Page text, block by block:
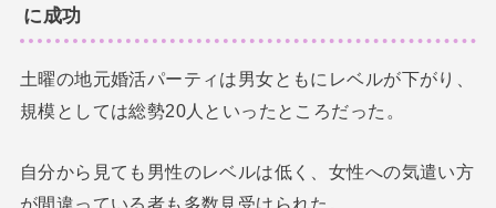
に成功
土曜の地元婚活パーティは男女ともにレベルが下がり、
規模としては総勢20人といったところだった。
自分から見ても男性のレベルは低く、女性への気遣い方
が間違っている者も多数見受けられた。